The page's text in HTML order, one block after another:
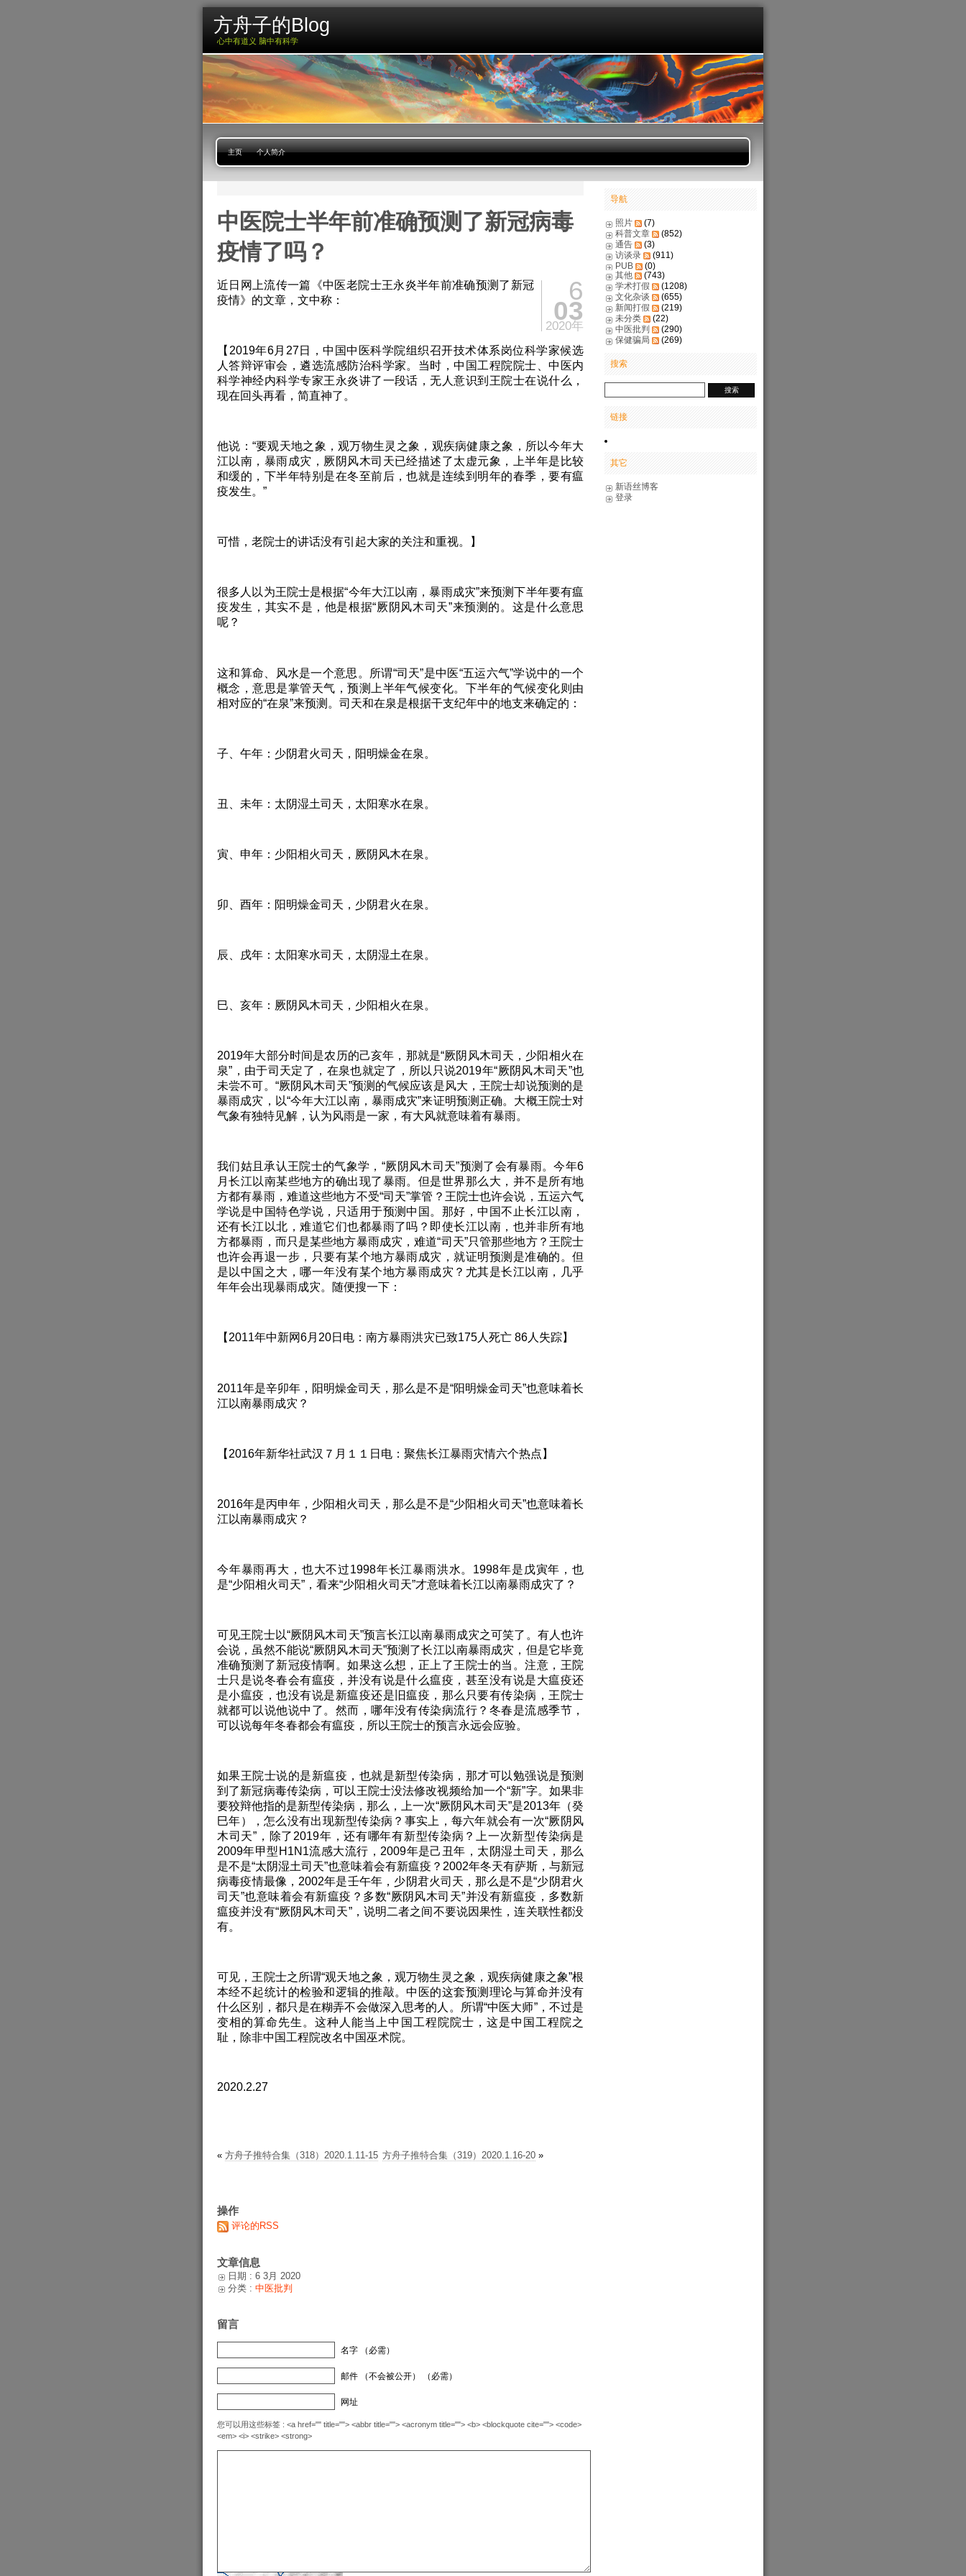
方舟子的Blog
心中有道义 脑中有科学
主页 个人简介
中医院士半年前准确预测了新冠病毒
疫情了吗？
6
03
2020年
近日网上流传一篇《中医老院士王永炎半年前准确预测了新冠
疫情》的文章，文中称：
【2019年6月27日，中国中医科学院组织召开技术体系岗位科学家候选
人答辩评审会，遴选流感防治科学家。当时，中国工程院院士、中医内
科学神经内科学专家王永炎讲了一段话，无人意识到王院士在说什么，
现在回头再看，简直神了。
他说：“要观天地之象，观万物生灵之象，观疾病健康之象，所以今年大
江以南，暴雨成灾，厥阴风木司天已经描述了太虚元象，上半年是比较
和缓的，下半年特别是在冬至前后，也就是连续到明年的春季，要有瘟
疫发生。”
可惜，老院士的讲话没有引起大家的关注和重视。】
很多人以为王院士是根据“今年大江以南，暴雨成灾”来预测下半年要有瘟
疫发生，其实不是，他是根据“厥阴风木司天”来预测的。这是什么意思
呢？
这和算命、风水是一个意思。所谓“司天”是中医“五运六气”学说中的一个
概念，意思是掌管天气，预测上半年气候变化。下半年的气候变化则由
相对应的“在泉”来预测。司天和在泉是根据干支纪年中的地支来确定的：
子、午年：少阴君火司天，阳明燥金在泉。
丑、未年：太阴湿土司天，太阳寒水在泉。
寅、申年：少阳相火司天，厥阴风木在泉。
卯、酉年：阳明燥金司天，少阴君火在泉。
辰、戌年：太阳寒水司天，太阴湿土在泉。
巳、亥年：厥阴风木司天，少阳相火在泉。
2019年大部分时间是农历的己亥年，那就是“厥阴风木司天，少阳相火在
泉”，由于司天定了，在泉也就定了，所以只说2019年“厥阴风木司天”也
未尝不可。“厥阴风木司天”预测的气候应该是风大，王院士却说预测的是
暴雨成灾，以“今年大江以南，暴雨成灾”来证明预测正确。大概王院士对
气象有独特见解，认为风雨是一家，有大风就意味着有暴雨。
我们姑且承认王院士的气象学，“厥阴风木司天”预测了会有暴雨。今年6
月长江以南某些地方的确出现了暴雨。但是世界那么大，并不是所有地
方都有暴雨，难道这些地方不受“司天”掌管？王院士也许会说，五运六气
学说是中国特色学说，只适用于预测中国。那好，中国不止长江以南，
还有长江以北，难道它们也都暴雨了吗？即使长江以南，也并非所有地
方都暴雨，而只是某些地方暴雨成灾，难道“司天”只管那些地方？王院士
也许会再退一步，只要有某个地方暴雨成灾，就证明预测是准确的。但
是以中国之大，哪一年没有某个地方暴雨成灾？尤其是长江以南，几乎
年年会出现暴雨成灾。随便搜一下：
【2011年中新网6月20日电：南方暴雨洪灾已致175人死亡 86人失踪】
2011年是辛卯年，阳明燥金司天，那么是不是“阳明燥金司天”也意味着长
江以南暴雨成灾？
【2016年新华社武汉７月１１日电：聚焦长江暴雨灾情六个热点】
2016年是丙申年，少阳相火司天，那么是不是“少阳相火司天”也意味着长
江以南暴雨成灾？
今年暴雨再大，也大不过1998年长江暴雨洪水。1998年是戊寅年，也
是“少阳相火司天”，看来“少阳相火司天”才意味着长江以南暴雨成灾了？
可见王院士以“厥阴风木司天”预言长江以南暴雨成灾之可笑了。有人也许
会说，虽然不能说“厥阴风木司天”预测了长江以南暴雨成灾，但是它毕竟
准确预测了新冠疫情啊。如果这么想，正上了王院士的当。注意，王院
士只是说冬春会有瘟疫，并没有说是什么瘟疫，甚至没有说是大瘟疫还
是小瘟疫，也没有说是新瘟疫还是旧瘟疫，那么只要有传染病，王院士
就都可以说他说中了。然而，哪年没有传染病流行？冬春是流感季节，
可以说每年冬春都会有瘟疫，所以王院士的预言永远会应验。
如果王院士说的是新瘟疫，也就是新型传染病，那才可以勉强说是预测
到了新冠病毒传染病，可以王院士没法修改视频给加一个“新”字。如果非
要狡辩他指的是新型传染病，那么，上一次“厥阴风木司天”是2013年（癸
巳年），怎么没有出现新型传染病？事实上，每六年就会有一次“厥阴风
木司天”，除了2019年，还有哪年有新型传染病？上一次新型传染病是
2009年甲型H1N1流感大流行，2009年是己丑年，太阴湿土司天，那么
是不是“太阴湿土司天”也意味着会有新瘟疫？2002年冬天有萨斯，与新冠
病毒疫情最像，2002年是壬午年，少阴君火司天，那么是不是“少阴君火
司天”也意味着会有新瘟疫？多数“厥阴风木司天”并没有新瘟疫，多数新
瘟疫并没有“厥阴风木司天”，说明二者之间不要说因果性，连关联性都没
有。
可见，王院士之所谓“观天地之象，观万物生灵之象，观疾病健康之象”根
本经不起统计的检验和逻辑的推敲。中医的这套预测理论与算命并没有
什么区别，都只是在糊弄不会做深入思考的人。所谓“中医大师”，不过是
变相的算命先生。这种人能当上中国工程院院士，这是中国工程院之
耻，除非中国工程院改名中国巫术院。
2020.2.27
« 方舟子推特合集（318）2020.1.11-15 方舟子推特合集（319）2020.1.16-20 »
操作
评论的RSS
文章信息
日期 : 6 3月 2020
分类 : 中医批判
留言
名字 （必需）
邮件 （不会被公开） （必需）
网址
您可以用这些标签 : <a href="" title=""> <abbr title=""> <acronym title=""> <b> <blockquote cite=""> <code>
<em> <i> <strike> <strong>
导航
照片
(7)
科普文章
(852)
通告
(3)
访谈录
(911)
PUB
(0)
其他
(743)
学术打假
(1208)
文化杂谈
(655)
新闻打假
(219)
未分类
(22)
中医批判
(290)
保健骗局
(269)
搜索
链接
其它
新语丝博客
登录